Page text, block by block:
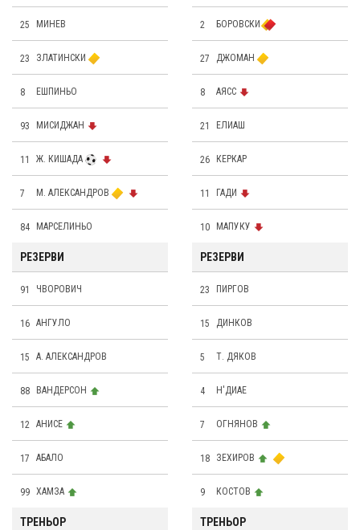
25 МИНЕВ
23 ЗЛАТИНСКИ
8 ЕШПИНЬО
93 МИСИДЖАН
11 Ж. КИШАДА
7 М. АЛЕКСАНДРОВ
84 МАРСЕЛИНЬО
РЕЗЕРВИ
91 ЧВОРОВИЧ
16 АНГУЛО
15 А. АЛЕКСАНДРОВ
88 ВАНДЕРСОН
12 АНИСЕ
17 АБАЛО
99 ХАМЗА
2 БОРОВСКИ
27 ДЖОМАН
8 АЯСС
21 ЕЛИАШ
26 КЕРКАР
11 ГАДИ
10 МАПУКУ
РЕЗЕРВИ
23 ПИРГОВ
15 ДИНКОВ
5 Т. ДЯКОВ
4 Н'ДИАЕ
7 ОГНЯНОВ
18 ЗЕХИРОВ
9 КОСТОВ
ТРЕНЬОР ТРЕНЬОР